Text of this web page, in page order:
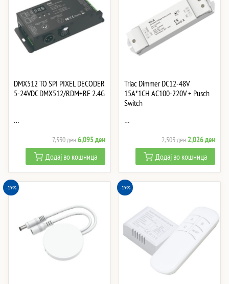
DMX512 TO SPI PIXEL DECODER
5-24VDC DMX512/RDM+RF 2.4G
…
7,530денOriginal
price
was:
7,530 ден.
6,095денCurrent
price
is:
6,095 ден.
Додај во кошница
Triac Dimmer DC12-48V
15A*1CH AC100-220V + Pusch
Switch
…
2,503ден Original
price
was:
2,503 ден.
2,026ден
price
is:
Додај во кошница
-19% -19%